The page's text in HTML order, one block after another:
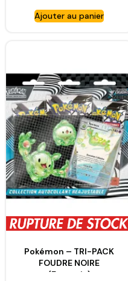
Ajouter au panier
Pokémon – TRI-PACK
FOUDRE NOIRE
(Français)